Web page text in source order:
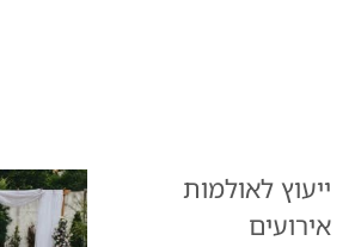
ייעוץ לאולמות
אירועים